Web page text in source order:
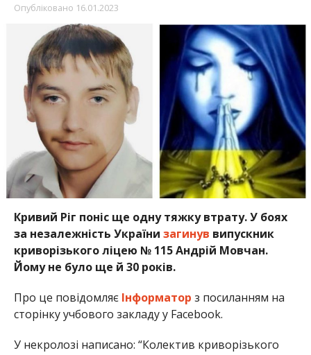
Опубліковано 16.01.2023
Кривий Ріг поніс ще одну тяжку втрату. У боях
за незалежність України загинув випускник
криворізького ліцею № 115 Андрій Мовчан.
Йому не було ще й 30 років.
Про це повідомляє Інформатор з посиланням на
сторінку учбового закладу у Facebook.
У некролозі написано: “Колектив криворізького